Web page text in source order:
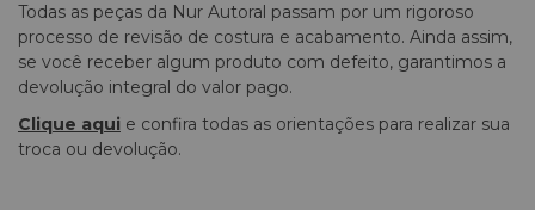
Todas as peças da Nur Autoral passam por um rigoroso
processo de revisão de costura e acabamento. Ainda assim,
se você receber algum produto com defeito, garantimos a
devolução integral do valor pago.
Clique aqui e confira todas as orientações para realizar sua
troca ou devolução.